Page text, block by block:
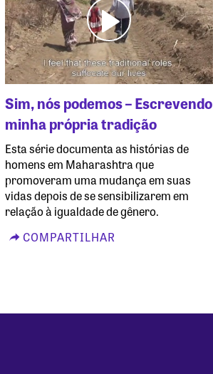
Sim, nós podemos – Escrevendo
minha própria tradição
Esta série documenta as histórias de
homens em Maharashtra que
promoveram uma mudança em suas
vidas depois de se sensibilizarem em
relação à igualdade de gênero.
COMPARTILHAR